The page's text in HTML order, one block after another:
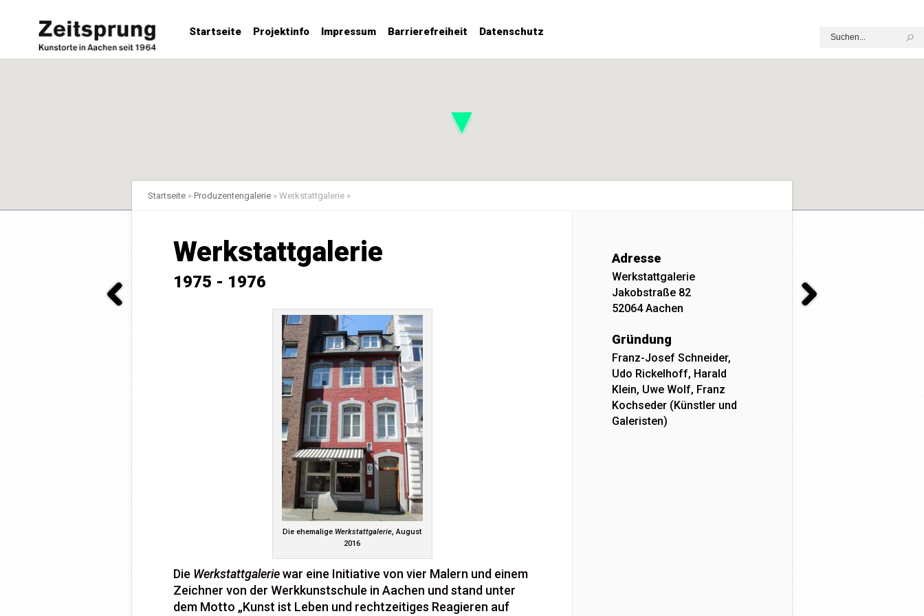
Startseite Projektinfo Impressum Barrierefreiheit Datenschutz
Startseite » Produzentengalerie » Werkstattgalerie »
Werkstattgalerie
1975 - 1976
Die ehemalige Werkstattgalerie, August
2016
Die Werkstattgaleriewar eine Initiative von vier Malern und einem
Zeichner von der Werkkunstschule in Aachen und stand unter
dem Motto „Kunst ist Leben und rechtzeitiges Reagieren auf
Adresse
Werkstattgalerie
Jakobstraße 82
52064 Aachen
Gründung
Franz-Josef Schneider,
Udo Rickelhoff, Harald
Klein, Uwe Wolf, Franz
Kochseder (Künstler und
Galeristen)